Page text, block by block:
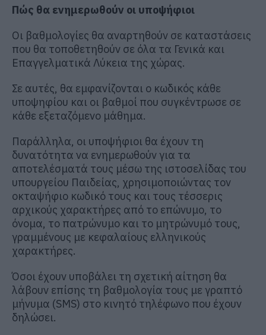
Πώς θα ενημερωθούν οι υποψήφιοι
Οι βαθμολογίες θα αναρτηθούν σε καταστάσεις
που θα τοποθετηθούν σε όλα τα Γενικά και
Επαγγελματικά Λύκεια της χώρας.
Σε αυτές, θα εμφανίζονται ο κωδικός κάθε
υποψηφίου και οι βαθμοί που συγκέντρωσε σε
κάθε εξεταζόμενο μάθημα.
Παράλληλα, οι υποψήφιοι θα έχουν τη
δυνατότητα να ενημερωθούν για τα
αποτελέσματά τους μέσω της ιστοσελίδας του
υπουργείου Παιδείας, χρησιμοποιώντας τον
οκταψήφιο κωδικό τους και τους τέσσερις
αρχικούς χαρακτήρες από το επώνυμο, το
όνομα, το πατρώνυμο και το μητρώνυμό τους,
γραμμένους με κεφαλαίους ελληνικούς
χαρακτήρες.
Όσοι έχουν υποβάλει τη σχετική αίτηση θα
λάβουν επίσης τη βαθμολογία τους με γραπτό
μήνυμα (SMS) στο κινητό τηλέφωνο που έχουν
δηλώσει.